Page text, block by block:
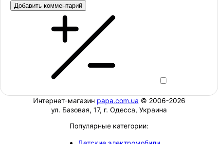
Добавить комментарий
Интернет-магазин papa.com.ua © 2006-2026
ул. Базовая, 17, г. Одесса, Украина
Популярные категории: